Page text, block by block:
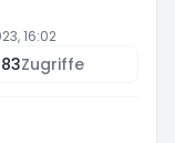
16:02
Zugriffe